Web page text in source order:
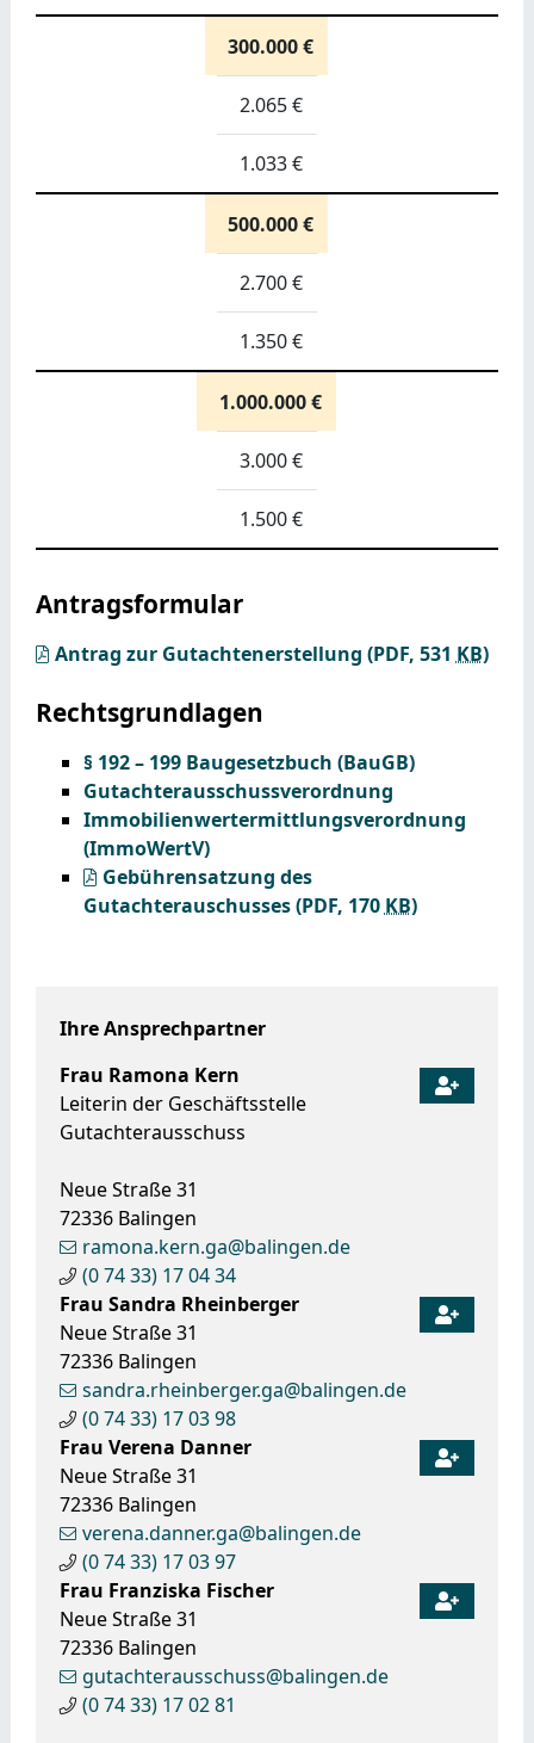
Ihre Ansprechpartner
Frau Ramona Kern
Leiterin der Geschäftsstelle
Gutachterausschuss
Neue Straße 31
72336 Balingen
ramona.kern.ga@balingen.de
(07433) 170434
Frau Sandra Rheinberger
Neue Straße 31
72336 Balingen
sandra.rheinberger.ga@balingen.de
(07433) 170398
Frau Verena Danner
Neue Straße 31
72336 Balingen
verena.danner.ga@balingen.de
(07433) 170397
Frau Franziska Fischer
Neue Straße 31
72336 Balingen
gutachterausschuss@balingen.de
(07433) 170281
300.000 €
2.065 €
1.033 €
500.000 €
2.700 €
1.350 €
1.000.000 €
3.000 €
1.500 €
Antragsformular
Antrag zur Gutachtenerstellung (PDF, 531 KB)
Rechtsgrundlagen
§ 192 – 199 Baugesetzbuch (BauGB)
Gutachterausschussverordnung
Immobilienwertermittlungsverordnung
(ImmoWertV)
Gebührensatzung des
Gutachterauschusses(PDF, 170 KB)